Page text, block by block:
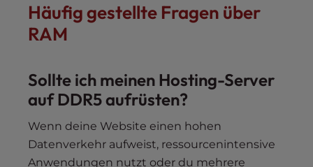
Häufig gestellte Fragen über
RAM
Sollte ich meinen Hosting-Server
auf DDR5 aufrüsten?
Wenn deine Website einen hohen
Datenverkehr aufweist, ressourcenintensive
Anwendungen nutzt oder du mehrere